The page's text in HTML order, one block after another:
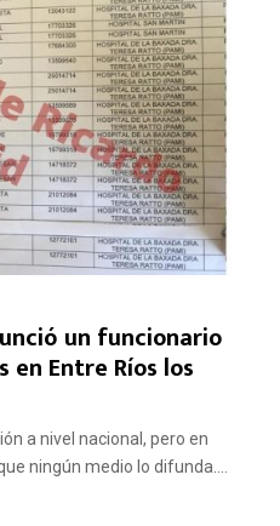
un funcionario
en Entre Ríos los
a nivel nacional, pero en
ningún medio lo difunda....